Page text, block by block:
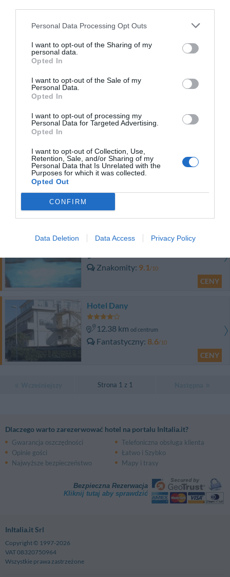
Personal Data Processing Opt Outs
I want to opt-out of the Sharing of my
personal data.
Opted In
I want to opt-out of the Sale of my
Personal Data.
Opted In
I want to opt-out of processing my
Personal Data for Targeted Advertising.
Opted In
I want to opt-out of Collection, Use,
Retention, Sale, and/or Sharing of my
Personal Data that Is Unrelated with the
Purposes for which it was collected.
Opted Out
CONFIRM
Data Deletion Data Access Privacy Policy
Hotel San Terenzo
7.76 km
0 Opinie
Hotel Tirreno
Znakomity 9 /10
Hotel Excelsior
Wyjątkowy 9.5/10
Znakomity 9.1/10
CENY
Hotel Dany
12.38 km od centrum
Fantastyczny 8.6/10
CENY
Strona 1 z 1
Dlaczego warto zarezerwować hotel na portalu InItalia.it?
Gwarancja oszczędności
Telefoniczna obsługa klienta
Opinie gości
Łatwo i Szybko
Najwyższe bezpieczeństwo
Mapy i trasy
Bezpieczna Rezerwacja
Kliknij tutaj aby sprawdzić
InItalia.it Srl
Copyright © 1997-2026
VAT 08320750964
Wszystkie prawa zastrzeżone